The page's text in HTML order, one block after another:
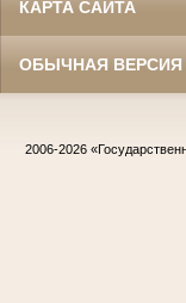
КАРТА САЙТА
ОБЫЧНАЯ ВЕРСИЯ
2006-2026